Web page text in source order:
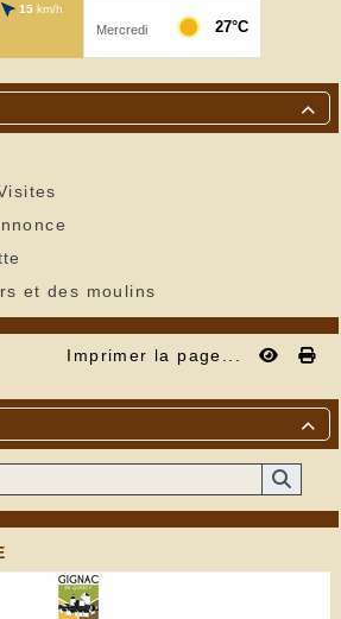

et des moulins
Imprimer la page...
